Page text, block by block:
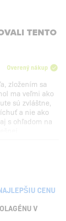
TENTO
Overený nákup
zložením sa
ma veľmi ako
sú zvláštne,
a nie ako
s ohľadom na
predajca
CENU
V